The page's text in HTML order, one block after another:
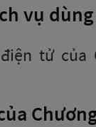
vụ
tử